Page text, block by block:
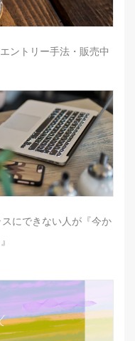
ントリー手法・販売中
スにできない人が『今か